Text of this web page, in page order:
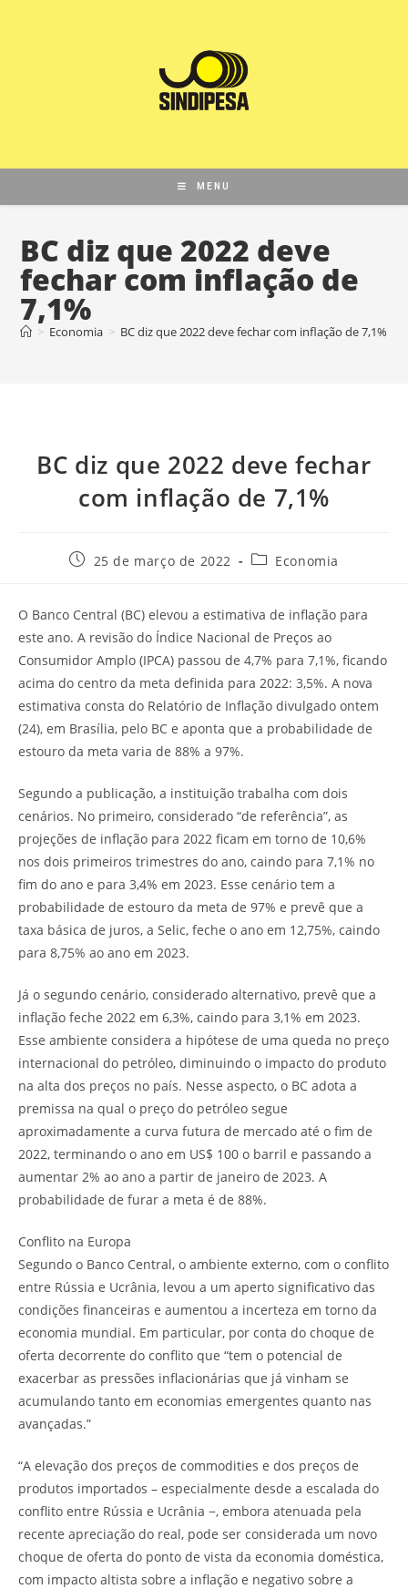
MENU
BC diz que 2022 deve
fechar com inflação de
7,1%
> Economia > BC diz que 2022 deve fechar com inflação de 7,1%
BC diz que 2022 deve fechar
com inflação de 7,1%
25 de março de 2022 Economia
O Banco Central (BC) elevou a estimativa de inflação para
este ano. A revisão do Índice Nacional de Preços ao
Consumidor Amplo (IPCA) passou de 4,7% para 7,1%, ficando
acima do centro da meta definida para 2022: 3,5%. A nova
estimativa consta do Relatório de Inflação divulgado ontem
(24), em Brasília, pelo BC e aponta que a probabilidade de
estouro da meta varia de 88% a 97%.
Segundo a publicação, a instituição trabalha com dois
cenários. No primeiro, considerado “de referência”, as
projeções de inflação para 2022 ficam em torno de 10,6%
nos dois primeiros trimestres do ano, caindo para 7,1% no
fim do ano e para 3,4% em 2023. Esse cenário tem a
probabilidade de estouro da meta de 97% e prevê que a
taxa básica de juros, a Selic, feche o ano em 12,75%, caindo
para 8,75% ao ano em 2023.
Já o segundo cenário, considerado alternativo, prevê que a
inflação feche 2022 em 6,3%, caindo para 3,1% em 2023.
Esse ambiente considera a hipótese de uma queda no preço
internacional do petróleo, diminuindo o impacto do produto
na alta dos preços no país. Nesse aspecto, o BC adota a
premissa na qual o preço do petróleo segue
aproximadamente a curva futura de mercado até o fim de
2022, terminando o ano em US$ 100 o barril e passando a
aumentar 2% ao ano a partir de janeiro de 2023. A
probabilidade de furar a meta é de 88%.
Conflito na Europa
Segundo o Banco Central, o ambiente externo, com o conflito
entre Rússia e Ucrânia, levou a um aperto significativo das
condições financeiras e aumentou a incerteza em torno da
economia mundial. Em particular, por conta do choque de
oferta decorrente do conflito que “tem o potencial de
exacerbar as pressões inflacionárias que já vinham se
acumulando tanto em economias emergentes quanto nas
avançadas.”
“A elevação dos preços de commodities e dos preços de
produtos importados – especialmente desde a escalada do
conflito entre Rússia e Ucrânia −, embora atenuada pela
recente apreciação do real, pode ser considerada um novo
choque de oferta do ponto de vista da economia doméstica,
com impacto altista sobre a inflação e negativo sobre a